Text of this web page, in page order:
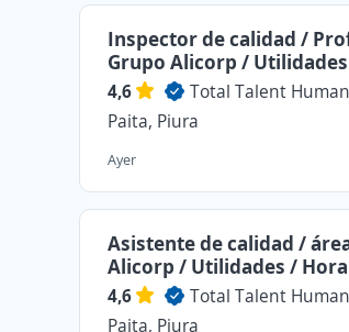
Inspector de calidad /
Grupo Alicorp /
4,6
Total Talent
Paita, Piura
Ayer
Asistente de calidad /
Alicorp / Utilidades /
4,6
Total Talent
Paita, Piura